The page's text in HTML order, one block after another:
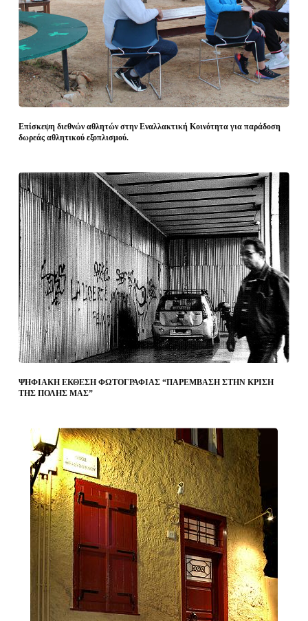
Επίσκεψη διεθνών αθλητών στην Εναλλακτική Κοινότητα για παράδοση
δωρεάς αθλητικού εξοπλισμού.
ΨΗΦΙΑΚΗ ΕΚΘΕΣΗ ΦΩΤΟΓΡΑΦΙΑΣ “ΠΑΡΕΜΒΑΣΗ ΣΤΗΝ ΚΡΙΣΗ
ΤΗΣ ΠΟΛΗΣ ΜΑΣ”